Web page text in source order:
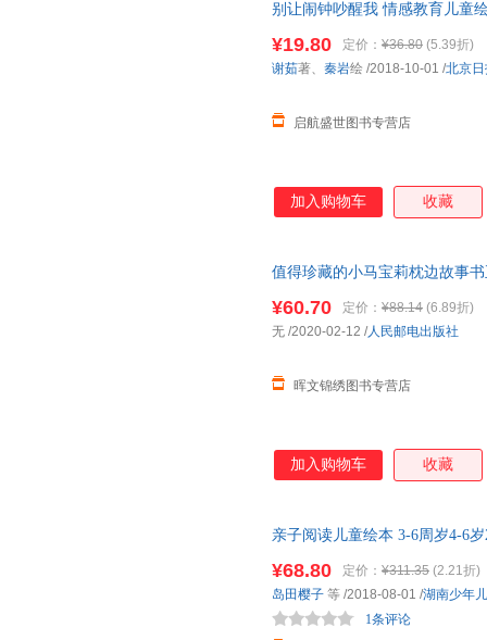
别让闹钟吵醒我 情感教育儿童
¥19.80 定价： ¥36.80 (5.39折)
启航盛世图书专营店
谢茹著、 秦岩绘 /2018-10-01 /北京
加入购物车 收藏
值得珍藏的小马宝莉枕边故事
¥60.70 定价： ¥88.14 (6.89折)
晖文锦绣图书专营店
无 /2020-02-12 /人民邮电出版社
加入购物车 收藏
亲子阅读儿童绘本 3-6周岁4-6
¥68.80 定价： ¥311.35 (2.21折)
1条评论
岛田樱子 等 /2018-08-01 /湖南少年